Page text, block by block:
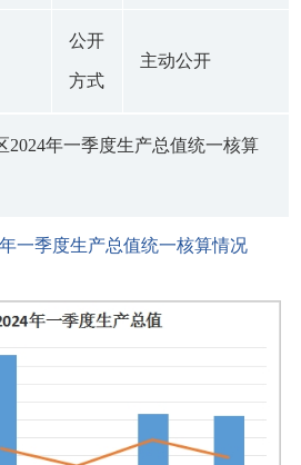
公开
方式
主动公开
2024年一季度生产总值统一核算
一季度生产总值统一核算情况